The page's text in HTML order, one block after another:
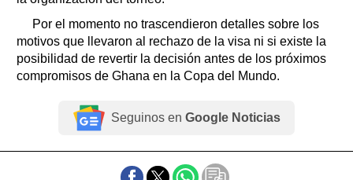
Por el momento no trascendieron detalles sobre los
motivos que llevaron al rechazo de la visa ni si existe la
posibilidad de revertir la decisión antes de los próximos
compromisos de Ghana en la Copa del Mundo.
Seguinos en Google Noticias